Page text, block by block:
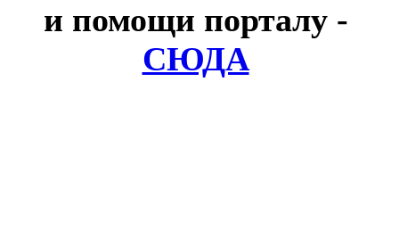
и помощи порталу -
СЮДА